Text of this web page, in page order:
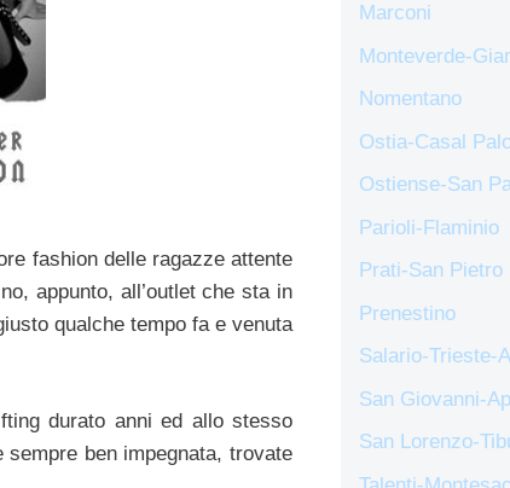
fashion delle ragazze attente
appunto, all’outlet che sta in
qualche tempo fa e venuta
durato anni ed allo stesso
ben impegnata, trovate
Marconi
Monteverde-
Nomentano
Ostia-Casal
Ostiense-San
Parioli-Flaminio
Prati-San Pietro
Prenestino
Salario-Trieste-
San Giovanni-
San Lorenzo-